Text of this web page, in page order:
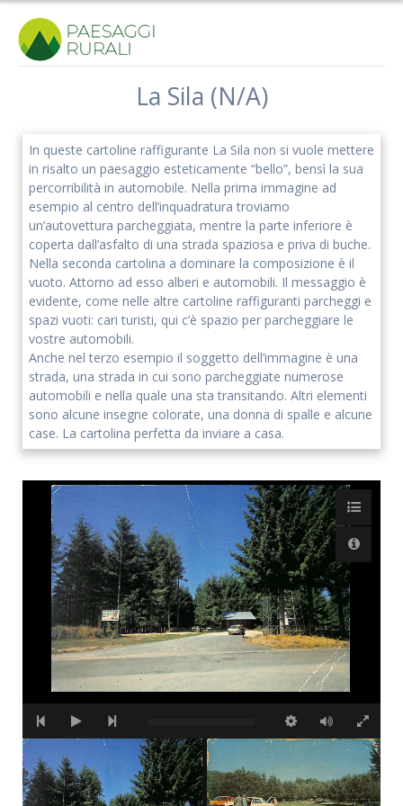
Iscriviti alla nostra newsletter
Rimani aggiornato sulle nostre iniziative e l'andamento del
nostro progetto di ricerca.
Accetto che i miei dati personali vengano registrati da questa
applicazione secondo la vostra normativa sulla privacy
Salta
La Sila (N/A)
In queste cartoline raffigurante La Sila non si vuole mettere
in risalto un paesaggio esteticamente “bello”, bensì la sua
percorribilità in automobile. Nella prima immagine ad
esempio al centro dell’inquadratura troviamo
un’autovettura parcheggiata, mentre la parte inferiore è
coperta dall’asfalto di una strada spaziosa e priva di buche.
Nella seconda cartolina a dominare la composizione è il
vuoto. Attorno ad esso alberi e automobili. Il messaggio è
evidente, come nelle altre cartoline raffiguranti parcheggi e
spazi vuoti: cari turisti, qui c’è spazio per parcheggiare le
vostre automobili.
Anche nel terzo esempio il soggetto dell’immagine è una
strada, una strada in cui sono parcheggiate numerose
automobili e nella quale una sta transitando. Altri elementi
sono alcune insegne colorate, una donna di spalle e alcune
case. La cartolina perfetta da inviare a casa.